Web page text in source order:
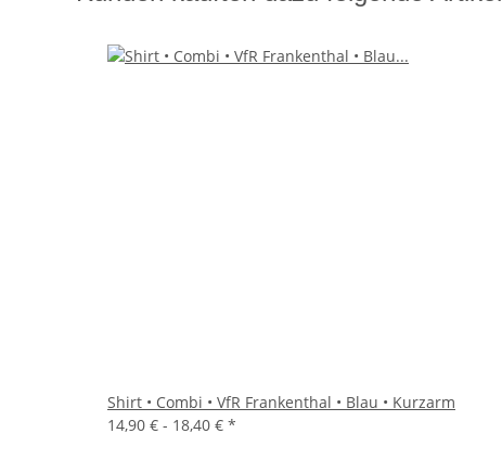
Shirt • Combi • VfR Frankenthal • Blau • Kurzarm
14,90 € - 18,40 € *